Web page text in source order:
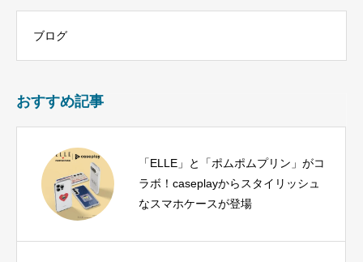
ブログ
おすすめ記事
「ELLE」と「ポムポムプリン」がコ
ラボ！caseplayからスタイリッシュ
なスマホケースが登場